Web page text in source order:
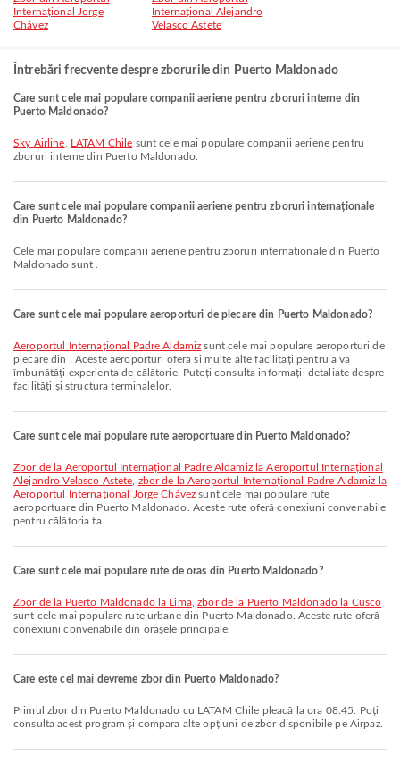
Internațional Jorge
Chávez
Internațional Alejandro
Velasco Astete
Întrebări frecvente despre zborurile din Puerto Maldonado
Care sunt cele mai populare companii aeriene pentru zboruri interne din
Puerto Maldonado?
Sky Airline LATAM Chile sunt cele mai populare companii aeriene pentru
zboruri interne din Puerto Maldonado.
Care sunt cele mai populare companii aeriene pentru zboruri internaționale
din Puerto Maldonado?
Cele mai populare companii aeriene pentru zboruri internaționale din Puerto
Maldonado sunt .
Care sunt cele mai populare aeroporturi de plecare din Puerto Maldonado?
Aeroportul Internațional Padre Aldamiz sunt cele mai populare aeroporturi de
plecare din . Aceste aeroporturi oferă și multe alte facilități pentru a vă
îmbunătăți experiența de călătorie. Puteți consulta informații detaliate despre
facilități și structura terminalelor.
Care sunt cele mai populare rute aeroportuare din Puerto Maldonado?
zbor de la Aeroportul Internațional Padre Aldamiz la Aeroportul Internațional
Alejandro Velasco Astete zbor de la Aeroportul Internațional Padre Aldamiz la
Aeroportul Internațional Jorge Chávez sunt cele mai populare rute
aeroportuare din Puerto Maldonado. Aceste rute oferă conexiuni convenabile
pentru călătoria ta.
Care sunt cele mai populare rute de oraș din Puerto Maldonado?
zbor de la Puerto Maldonado la Lima,zbor de la Puerto Maldonado la Cusco
sunt cele mai populare rute urbane din Puerto Maldonado. Aceste rute oferă
conexiuni convenabile din orașele principale.
Care este cel mai devreme zbor din Puerto Maldonado?
Primul zbor din Puerto Maldonado cu LATAM Chile pleacă la ora 08:45. Poți
consulta acest program și compara alte opțiuni de zbor disponibile pe Airpaz.